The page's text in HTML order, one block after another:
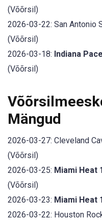
(Võõrsil)
2026-03-22: San Antonio
(Võõrsil)
2026-03-18: Indiana
(Võõrsil)
Mängud
2026-03-27: Cleveland
(Võõrsil)
2026-03-25: Miami Heat
(Võõrsil)
2026-03-23: Miami Heat
2026-03-22: Houston